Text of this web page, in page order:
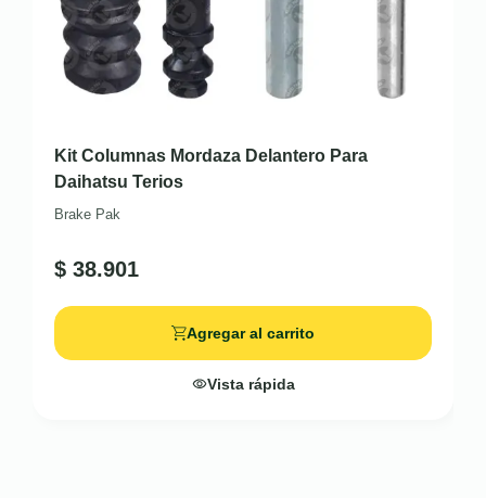
Kit Columnas Mordaza Delantero Para
Daihatsu Terios
Brake Pak
$ 38.901
Agregar al carrito
Vista rápida